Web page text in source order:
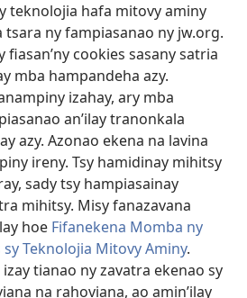
teknolojia hafa mitovy aminy
tsara ny fampiasanao ny jw.org.
fiasan’ny cookies sasany satria
mba hampandeha azy.
izahay, ary mba
an’ilay tranonkala
azy. Azonao ekena na lavina
ireny. Tsy hamidinay mihitsy
sady tsy hampiasainay
mihitsy. Misy fanazavana
hoe Fifanekena Momba ny
Teknolojia Mitovy Aminy.
tianao ny zavatra ekenao sy
na rahoviana, ao amin’ilay
Vavolombelon’i Jehovah
Bible and Tract Society of Pennsylvania.